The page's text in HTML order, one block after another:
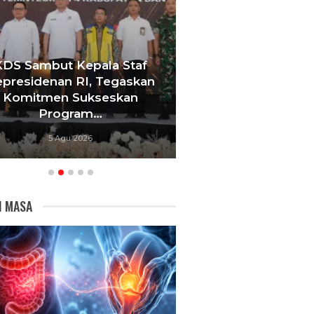
Kepala Staf
RI, Tegaskan
Sukseskan
5 Agu 2026
Tebang 10 Pohon
MASA